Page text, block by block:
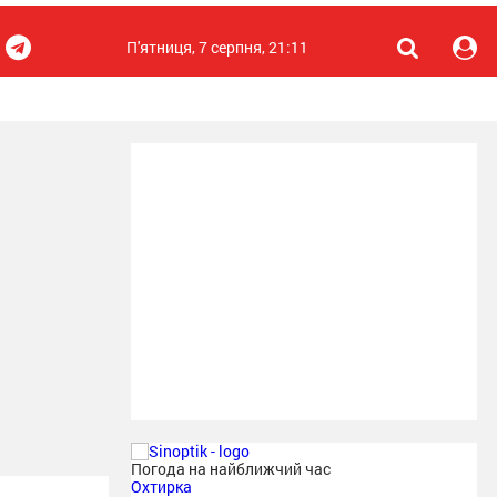
П'ятниця, 7 серпня, 21:11
Погода на найближчий час
Охтирка